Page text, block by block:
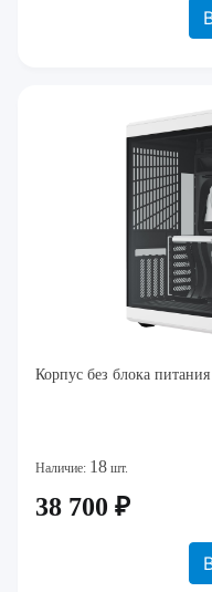
Корпус без блока
Наличие: 18 шт.
38 700 ₽